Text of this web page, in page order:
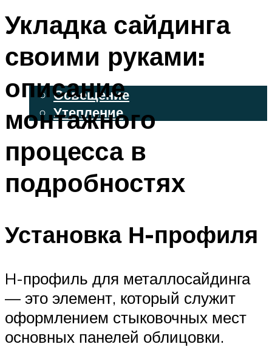
ВЕНТИЛИРУЕМЫЕ ФАСАДЫ
ФАСАДНЫЙ САЙДИНГ
ОСВЕЩЕНИЕ И УТЕПЛЕНИЕ
Освещение
Утепление
МЕНЮ
Укладка сайдинга
своими руками:
описание
монтажного
процесса в
подробностях
Установка Н-профиля
H-профиль для металлосайдинга
— это элемент, который служит
оформлением стыковочных мест
основных панелей облицовки.